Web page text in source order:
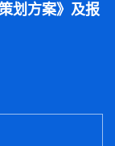
划方案》及报